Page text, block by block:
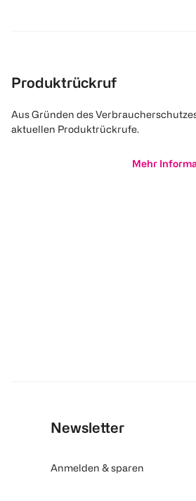
Produktrückruf
Aus Gründen des
aktuellen Produktrückrufe.
Mehr
Newsletter
Anmelden & sparen